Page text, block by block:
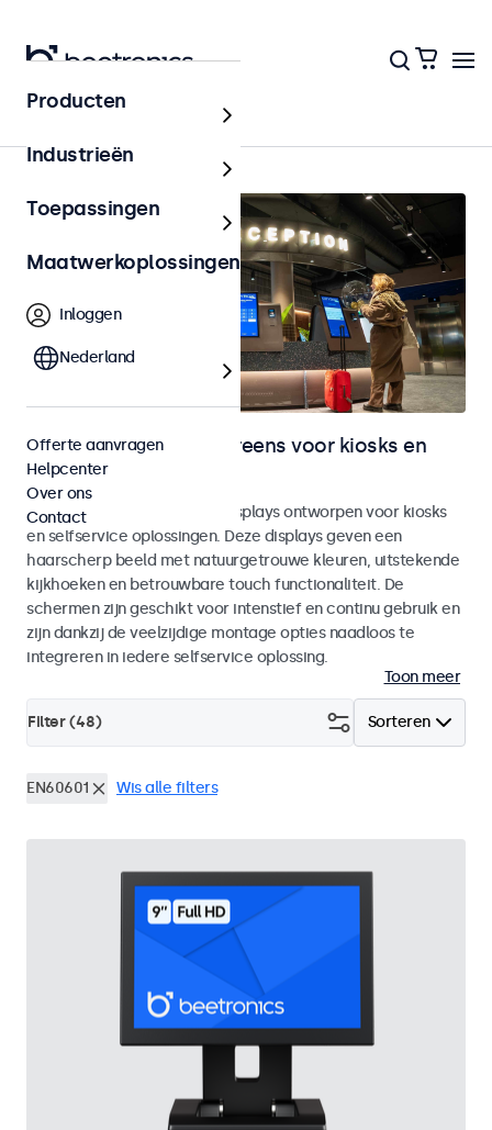
Home
Monitoren en touchscreens voor kiosks en
selfservice
Monitoren en touchscreen displays ontworpen voor kiosks
en selfservice oplossingen. Deze displays geven een
haarscherp beeld met natuurgetrouwe kleuren, uitstekende
kijkhoeken en betrouwbare touch functionaliteit. De
schermen zijn geschikt voor intenstief en continu gebruik en
zijn dankzij de veelzijdige montage opties naadloos te
integreren in iedere selfservice oplossing.
Toon meer
Sorteren
Filter (48)
EN60601 Wis alle filters
Producten
Industrieën
Toepassingen
Maatwerkoplossingen
Inloggen
Nederland
Offerte aanvragen
Helpcenter
Over ons
Contact